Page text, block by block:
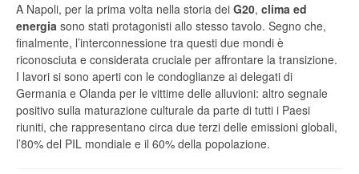
A Napoli, per la prima volta nella storia dei G20, clima ed
energia sono stati protagonisti allo stesso tavolo. Segno che,
finalmente, l’interconnessione tra questi due mondi è
riconosciuta e considerata cruciale per affrontare la transizione.
I lavori si sono aperti con le condoglianze ai delegati di
Germania e Olanda per le vittime delle alluvioni: altro segnale
positivo sulla maturazione culturale da parte di tutti i Paesi
riuniti, che rappresentano circa due terzi delle emissioni globali,
l’80% del PIL mondiale e il 60% della popolazione.